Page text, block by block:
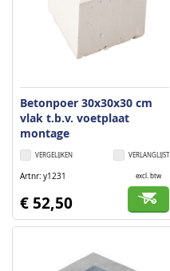
Betonpoer 30x30x30 cm
vlak t.b.v. voetplaat
montage
VERLANGLIJST
VERGELIJKEN
Artnr y1231 excl. btw
€ 52,50